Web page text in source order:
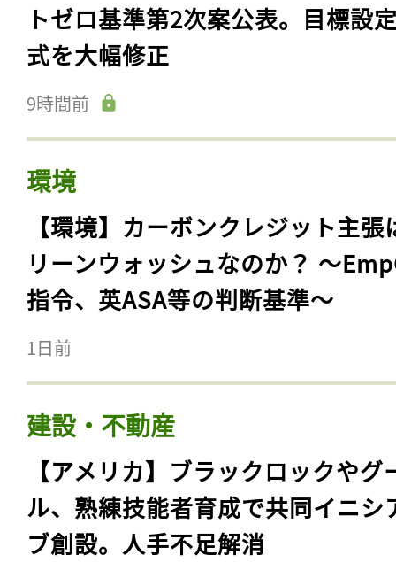
トゼロ基準第2次案公表。目標設
式を大幅修正
9時間前
環境
【環境】カーボンクレジット主張
リーンウォッシュなのか？ 〜
指令、英ASA等の判断基準〜
1日前
建設・不動産
【アメリカ】ブラックロックやグ
ル、熟練技能者育成で共同イニシ
ブ創設。人手不足解消